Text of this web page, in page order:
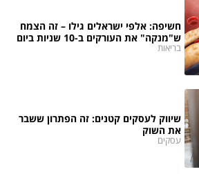
חשיפה: אלפי ישראלים גילו – זה הצמח
ש"מנקה" את העורקים ב-10 שניות ביום
בריאות
שיווק לעסקים קטנים: זה הפתרון ששבר
את השוק
עסקים